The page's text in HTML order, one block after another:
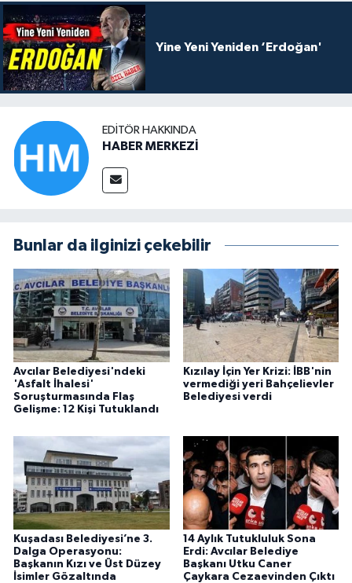
Yine Yeni Yeniden ‘Erdoğan'
EDITÖR HAKKINDA
HABER MERKEZİ
Bunlar da ilginizi çekebilir
Avcılar Belediyesi'ndeki
'Asfalt İhalesi'
Soruşturmasında Flaş
Gelişme: 12 Kişi Tutuklandı
Kızılay İçin Yer Krizi: İBB'nin
vermediği yeri Bahçelievler
Belediyesi verdi
Kuşadası Belediyesi’ne 3.
Dalga Operasyonu:
Başkanın Kızı ve Üst Düzey
İsimler Gözaltında
14 Aylık Tutukluluk Sona
Erdi: Avcılar Belediye
Başkanı Utku Caner
Çaykara Cezaevinden Çıktı